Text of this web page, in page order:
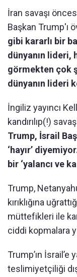
İran savaşı
Başkan Trump'ı
gibi kararlı bir
dünyanın lideri,
görmekten çok
dünyanın lideri
İngiliz yayıncı
kandırılıp(!)
Trump, İsrail
‘hayır’
bir ‘yalancı ve
Trump,
kırıklığına
müttefikleri ile
ciddi kopmalara
Trump’ın İsrail’e
teslimiyetçiliği